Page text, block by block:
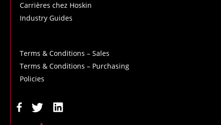
Carrières chez Hoskin
Industry Guides
Terms & Conditions – Sales
Terms & Conditions – Purchasing
Policies